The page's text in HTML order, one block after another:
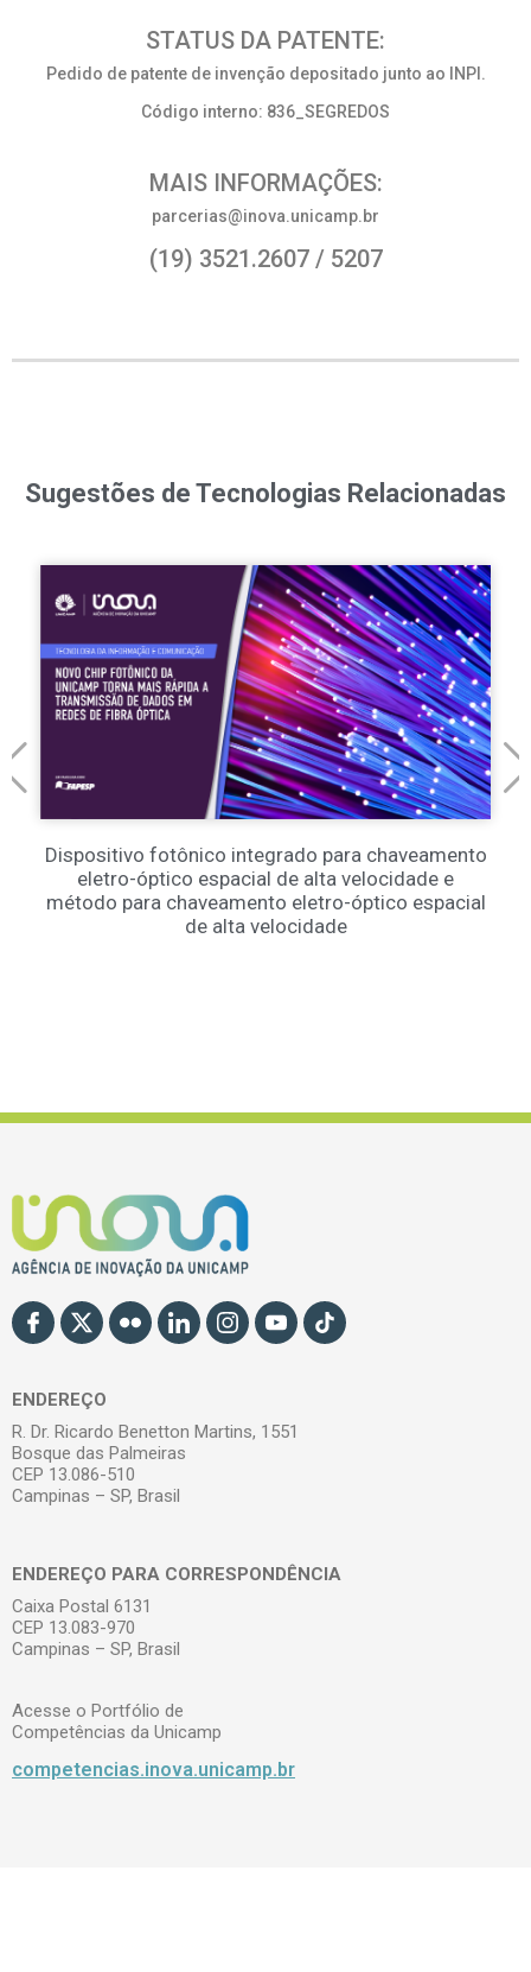
STATUS DA PATENTE:
Pedido de patente de invenção depositado junto ao INPI.
Código interno: 836_SEGREDOS
MAIS INFORMAÇÕES:
parcerias@inova.unicamp.br
(19) 3521.2607 / 5207
Sugestões de Tecnologias Relacionadas
Dispositivo fotônico integrado para chaveamento
eletro-óptico espacial de alta velocidade e
método para chaveamento eletro-óptico espacial
de alta velocidade
ENDEREÇO
R. Dr. Ricardo Benetton Martins, 1551
Bosque das Palmeiras
CEP 13.086-510
Campinas – SP, Brasil
ENDEREÇO PARA CORRESPONDÊNCIA
Caixa Postal 6131
CEP 13.083-970
Campinas – SP, Brasil
Acesse o Portfólio de
Competências da Unicamp
competencias.inova.unicamp.br